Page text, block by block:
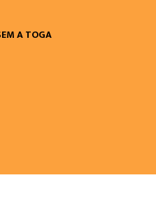
A TOGA